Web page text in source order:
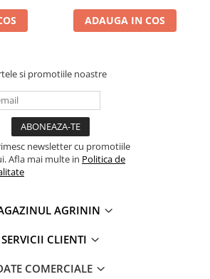
ADAUGA IN COS
si promotiile noastre
newsletter cu promotiile
Afla mai multe in Politica de
AGRININ
SERVICII CLIENTI
COMERCIALE